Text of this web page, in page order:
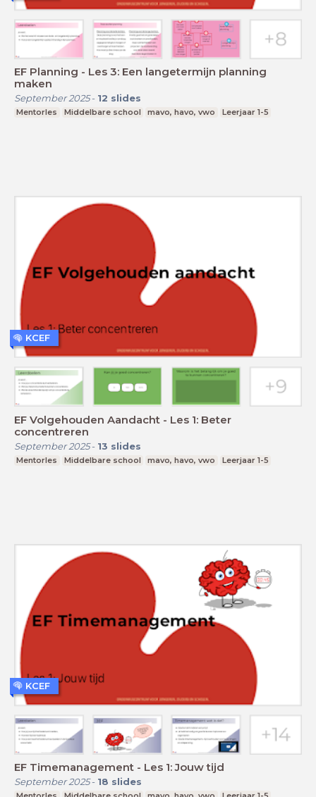
EF Planning - Les 3: Een langetermijn planning
maken
September 2025- 12 slides
Mentorles Middelbare school mavo, havo, vwo Leerjaar 1-5
EF Volgehouden Aandacht - Les 1: Beter
concentreren
September 2025- 13 slides
Mentorles Middelbare school mavo, havo, vwo Leerjaar 1-5
KCEF
EF Timemanagement - Les 1: Jouw tijd
September 2025- 18 slides
KCEF